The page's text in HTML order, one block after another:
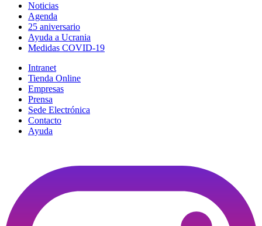
Noticias
Agenda
25 aniversario
Ayuda a Ucrania
Medidas COVID-19
Intranet
Tienda Online
Empresas
Prensa
Sede Electrónica
Contacto
Ayuda